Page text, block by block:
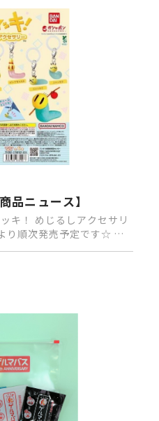
品ニュース】
キ！ めじるしアクセサリ
り順次発売予定です☆ ニ